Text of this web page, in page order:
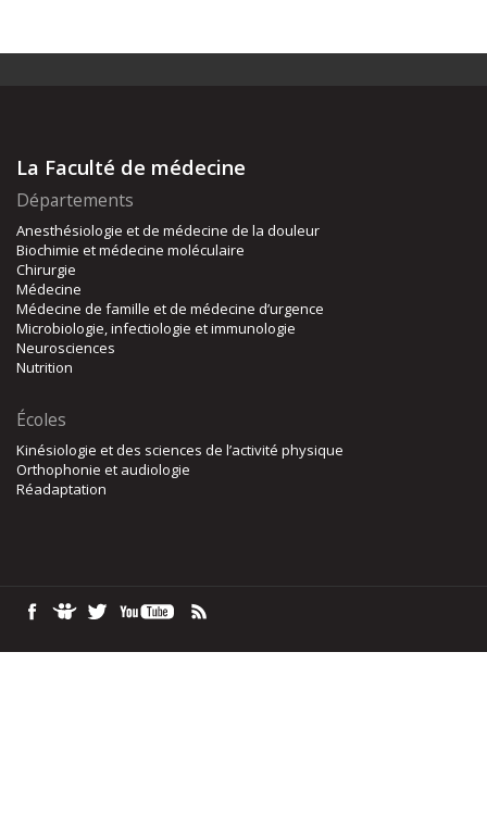
La Faculté de médecine
Départements
Anesthésiologie et de médecine de la douleur
Biochimie et médecine moléculaire
Chirurgie
Médecine
Médecine de famille et de médecine d’urgence
Microbiologie, infectiologie et immunologie
Neurosciences
Nutrition
Écoles
Kinésiologie et des sciences de l’activité physique
Orthophonie et audiologie
Réadaptation